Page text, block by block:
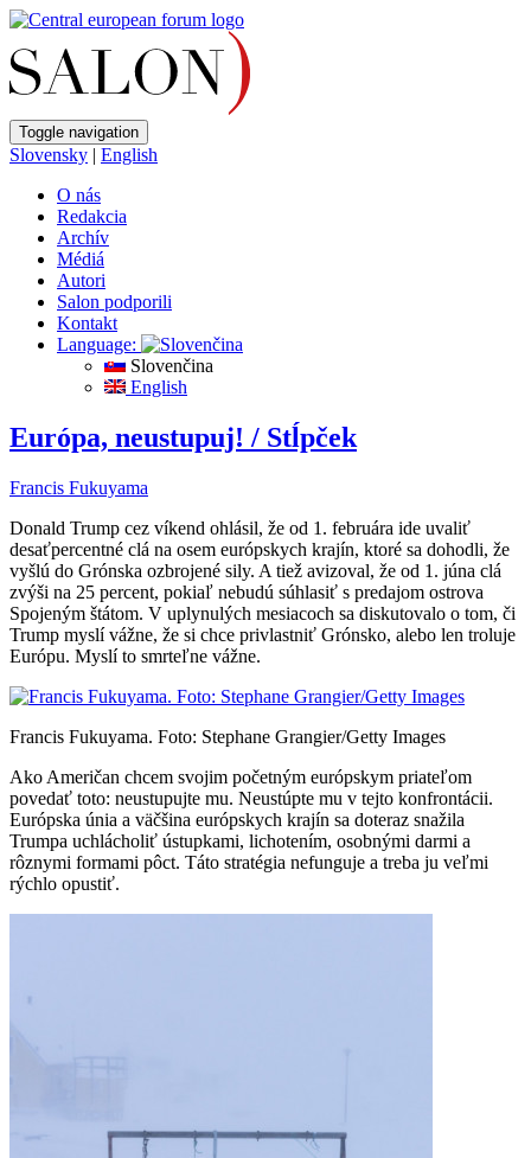
Toggle navigation
Slovensky | English
O nás
Redakcia
Archív
Médiá
Autori
Salon podporili
Kontakt
Language:
Slovenčina
English
Európa, neustupuj! / Stĺpček
Francis Fukuyama
Donald Trump cez víkend ohlásil, že od 1. februára ide uvaliť
desaťpercentné clá na osem európskych krajín, ktoré sa dohodli, že
vyšlú do Grónska ozbrojené sily. A tiež avizoval, že od 1. júna clá
zvýši na 25 percent, pokiaľ nebudú súhlasiť s predajom ostrova
Spojeným štátom. V uplynulých mesiacoch sa diskutovalo o tom, či
Trump myslí vážne, že si chce privlastniť Grónsko, alebo len troluje
Európu. Myslí to smrteľne vážne.
Francis Fukuyama. Foto: Stephane Grangier/Getty Images
Ako Američan chcem svojim početným európskym priateľom
povedať toto: neustupujte mu. Neustúpte mu v tejto konfrontácii.
Európska únia a väčšina európskych krajín sa doteraz snažila
Trumpa uchlácholiť ústupkami, lichotením, osobnými darmi a
rôznymi formami pôct. Táto stratégia nefunguje a treba ju veľmi
rýchlo opustiť.